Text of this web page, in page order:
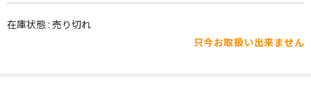
在庫状態 : 売り切れ
只今お取扱い出来ません